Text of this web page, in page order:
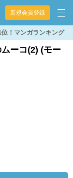
新規会員登録
！マンガランキング
ーコ(2) (モー